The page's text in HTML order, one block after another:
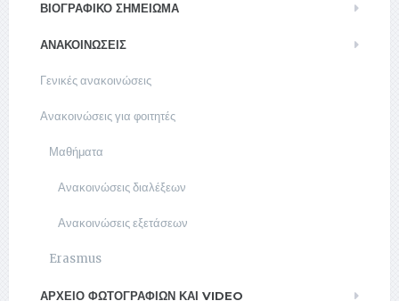
ΒΙΟΓΡΑΦΙΚΌ ΣΗΜΕΊΩΜΑ
ΑΝΑΚΟΙΝΏΣΕΙΣ
Γενικές ανακοινώσεις
Ανακοινώσεις για φοιτητές
Μαθήματα
Ανακοινώσεις διαλέξεων
Ανακοινώσεις εξετάσεων
Erasmus
ΑΡΧΕΊΟ ΦΩΤΟΓΡΑΦΙΏΝ ΚΑΙ VIDEO